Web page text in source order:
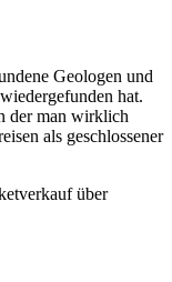
Geologen und
hat.
der man wirklich
als geschlossener
über